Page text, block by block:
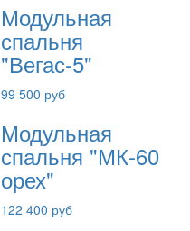
Модульная
спальня
"Вегас-5"
99 500 руб
Модульная
спальня "МК-60
орех"
122 400 руб